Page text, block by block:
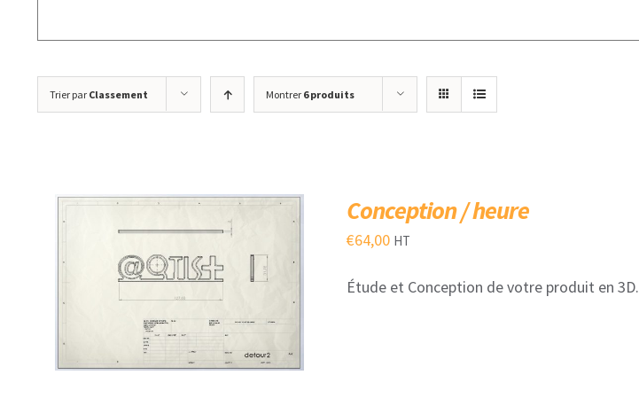
Trier par Classement Montrer 6 produits
AJOUTER AU PANIER / QUICK VIEW
Conception / heure
€64,00 HT
Étude et Conception de votre produit en 3D.